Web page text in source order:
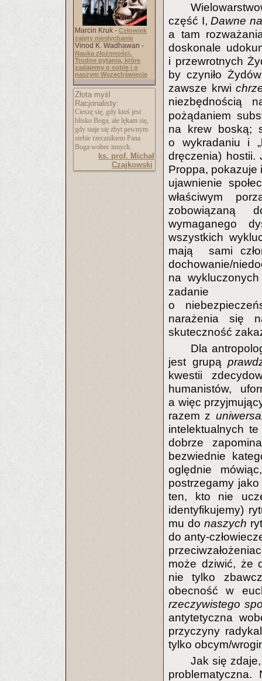
Marcin Kruk - Człowiek
zajęty niesłychanie
Vinod K. Wadhawan -
Nauka złożoności.
Trudne pytania, które
zadajemy o sobie i o
naszym Wszechświecie
Złota myśl
Racjonalisty:
Cieszę się, gdy ktoś jest
blisko Boga, ale lękam się,
gdy staje się zbyt pewnym
siebie rzecznikiem Pana
Boga wobec innych.
ks. prof. Michał
Czajkowski
część I,Dawne
a tam
doskonale
i przewrotnych
by czyniło
zawsze krwi
niezbędnością
pożądaniem
na krew boską;
o wykradaniu i
dręczenia) hostii.
Proppa, pokazuje
ujawnienie
właściwym
zobowiązaną
wymaganego
wszystkich
mają sami
dochowanie/
na
zadanie
o
narażenia się
skuteczność
Dla
jest grupą
kwestii
humanistów,
a więc
razem z
intelektualnych
dobrze
bezwiednie
oględnie
postrzegamy
ten, kto nie
identyfikujemy)
mu donaszych
do anty-
może dziwić, że
nie tylko
obecność w
rzeczywistego
antytetyczna
przyczyny
tylko obcym/
Jak się